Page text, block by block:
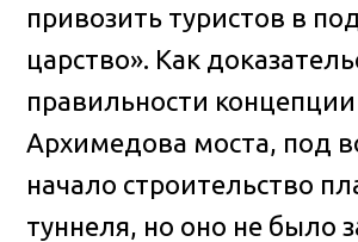
привозить туристов в
царство». Как
правильности концепции
Архимедова моста, под
начало строительство
туннеля, но оно не было